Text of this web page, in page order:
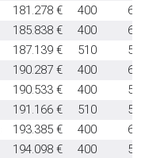
181.278 € 400
6,0
185.838 € 400
6,0
187.139 € 510
5,5
190.287 € 400
6,0
190.533 € 400
5,8
191.166 € 510
5,5
193.385 € 400
6,1
194.098 € 400
5,9